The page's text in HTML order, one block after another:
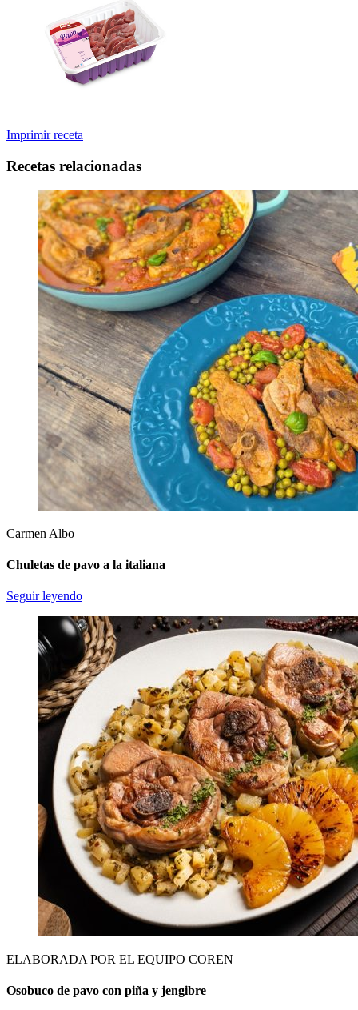
Imprimir receta
Recetas relacionadas
Carmen Albo
Chuletas de pavo a la italiana
Seguir leyendo
ELABORADA POR EL EQUIPO COREN
Osobuco de pavo con piña y jengibre